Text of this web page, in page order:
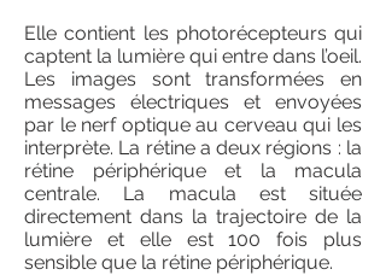
Elle contient les photorécepteurs qui
captent la lumière qui entre dans l’oeil.
Les images sont transformées en
messages électriques et envoyées
par le nerf optique au cerveau qui les
interprète. La rétine a deux régions : la
rétine périphérique et la macula
centrale. La macula est située
directement dans la trajectoire de la
lumière et elle est 100 fois plus
sensible que la rétine périphérique.